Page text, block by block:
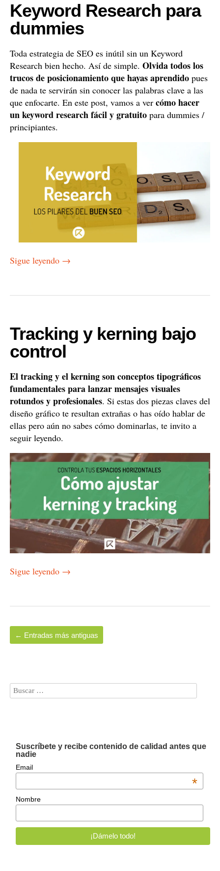
Keyword Research para
dummies
Toda estrategia de SEO es inútil sin un Keyword
Research bien hecho. Así de simple. Olvida todos los
trucos de posicionamiento que hayas aprendido pues
de nada te servirán sin conocer las palabras clave a las
que enfocarte. En este post, vamos a ver cómo hacer
un keyword research fácil y gratuito para dummies /
principiantes.
Sigue leyendo →
Tracking y kerning bajo
control
El tracking y el kerning son conceptos tipográficos
fundamentales para lanzar mensajes visuales
rotundos y profesionales. Si estas dos piezas claves del
diseño gráfico te resultan extrañas o has oído hablar de
ellas pero aún no sabes cómo dominarlas, te invito a
seguir leyendo.
Sigue leyendo →
← Entradas más antiguas
Suscríbete y recibe contenido de calidad antes que
nadie
Email
*
Nombre